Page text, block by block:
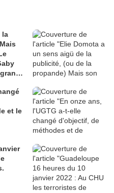
la
à
et le